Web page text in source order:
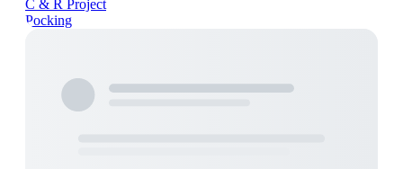
C & R Project
Pocking